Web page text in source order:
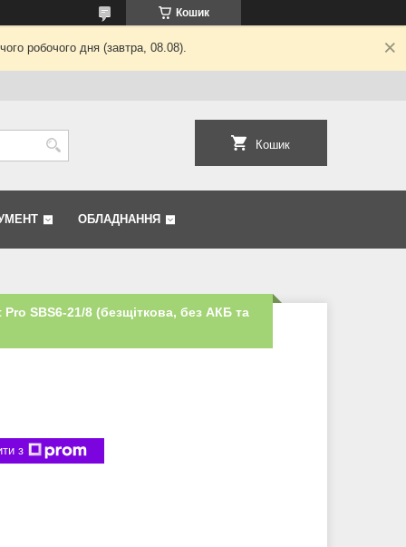
Кошик
робочого дня (завтра, 08.08).
Кошик
ОБЛАДНАННЯ
SBS6-21/8 (безщіткова, без АКБ та
з